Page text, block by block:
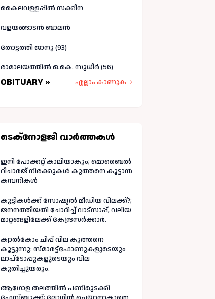
കൈലവള്ളപ്പിൽ സക്കീന
വളയങ്ങാടൻ ബാലൻ
തോട്ടത്തി ജാനു (93)
രാമാലയത്തിൽ ഒ.കെ. സുധീർ (56)
OBITUARY » എല്ലാം കാണുക
ടെക്നോളജി വാർത്തകള്‍
ഇനി പോക്കറ്റ് കാലിയാകും; മൊബൈൽ
റീചാർജ് നിരക്കുകൾ കുത്തനെ കൂട്ടാൻ
കമ്പനികൾ
കുട്ടികൾക്ക് സോഷ്യൽ മീഡിയ വിലക്ക്?;
ജനനത്തീയതി ചോദിച്ച് വാട്‌സാപ്പ്, വലിയ
മാറ്റങ്ങളിലേക്ക് കേന്ദ്രസർക്കാർ.
ക്വാൽകോം ചിപ്പ് വില കുത്തനെ
കൂട്ടുന്നു: സ്മാർട്ട്ഫോണുകളുടെയും
ലാപ്ടോപ്പുകളുടെയും വില
കുതിച്ചുയരും.
ആഗോള തലത്തിൽ പണിമുടക്കി